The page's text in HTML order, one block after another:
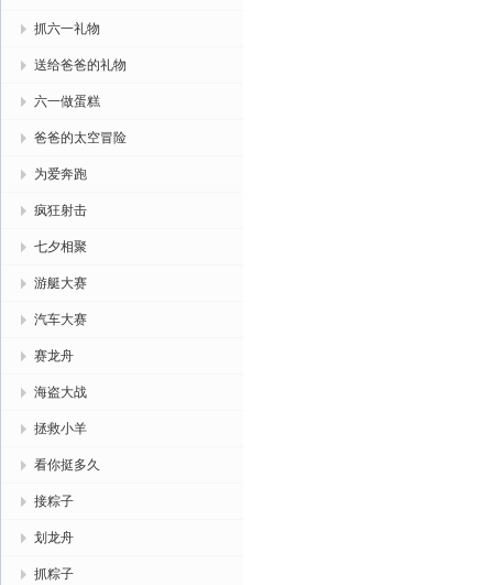
抓六一礼物
送给爸爸的礼物
六一做蛋糕
爸爸的太空冒险
为爱奔跑
疯狂射击
七夕相聚
游艇大赛
汽车大赛
赛龙舟
海盗大战
拯救小羊
看你挺多久
接粽子
划龙舟
抓粽子